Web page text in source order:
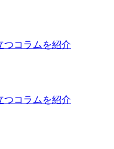
つコラムを紹介
つコラムを紹介